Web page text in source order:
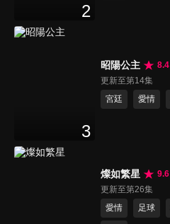
2
3
昭陽公主
8.4
更新至第14集
宮廷
愛情
燦如繁星
9.6
更新至第26集
愛情
足球